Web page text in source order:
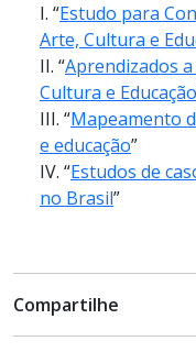
I. “Estudo para
Arte, Cultura e
II. “Aprendizados
Cultura e Educação
III. “Mapeamento
e educação”
IV. “Estudos de
no Brasil”
Compartilhe